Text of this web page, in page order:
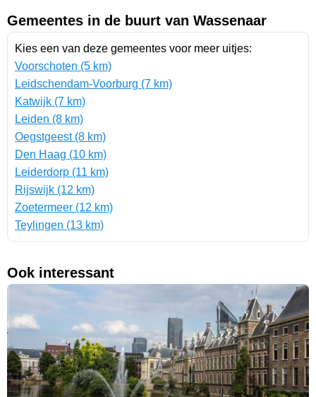
Gemeentes in de buurt van Wassenaar
Kies een van deze gemeentes voor meer uitjes:
Voorschoten (5 km)
Leidschendam-Voorburg (7 km)
Katwijk (7 km)
Leiden (8 km)
Oegstgeest (8 km)
Den Haag (10 km)
Leiderdorp (11 km)
Rijswijk (12 km)
Zoetermeer (12 km)
Teylingen (13 km)
Ook interessant